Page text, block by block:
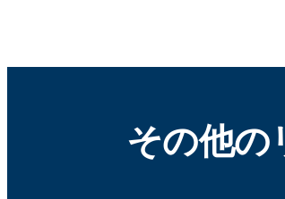
その他の